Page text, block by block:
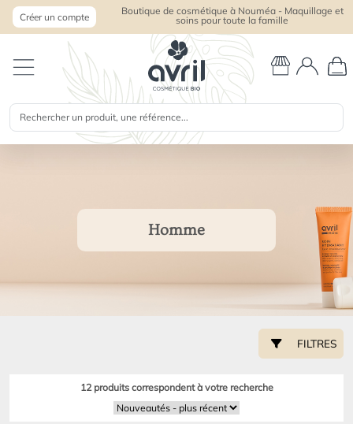
Créer un compte
Boutique de cosmétique à Nouméa - Maquillage et
soins pour toute la famille
Homme
FILTRES
12 produits correspondent à votre recherche